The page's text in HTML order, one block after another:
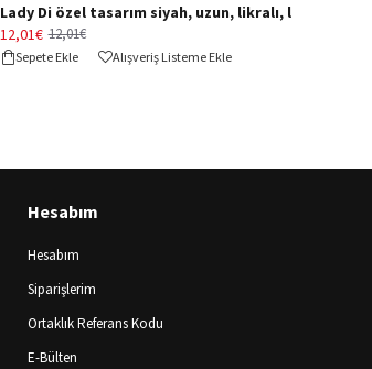
12,01€ 12,01€
Sepete Ekle Alışveriş Listeme Ekle
Hesabım
Hesabım
Siparişlerim
Ortaklık Referans Kodu
E-Bülten